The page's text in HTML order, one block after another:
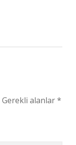
Gerekli alanlar*